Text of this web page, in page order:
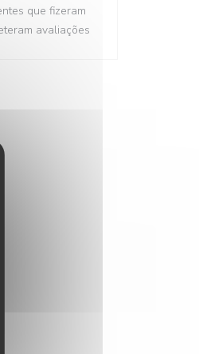
que fizeram
avaliações